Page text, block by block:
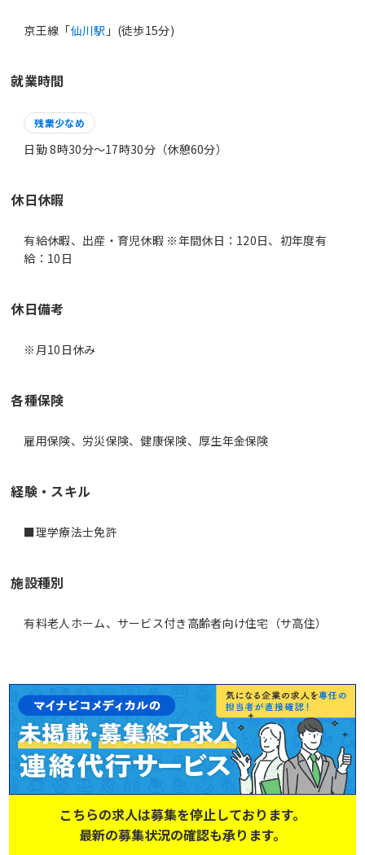
京王線「仙川駅 」(徒歩15分)
就業時間
残業少なめ
日勤 8時30分〜17時30分（休憩60分）
休日休暇
有給休暇、出産・育児休暇 ※年間休日：120日、初年度有
給：10日
休日備考
※月10日休み
各種保険
雇用保険、労災保険、健康保険、厚生年金保険
経験・スキル
■理学療法士免許
施設種別
有料老人ホーム、サービス付き高齢者向け住宅（サ高住）
こちらの求人は募集を停止しております。
最新の募集状況の確認も承ります。